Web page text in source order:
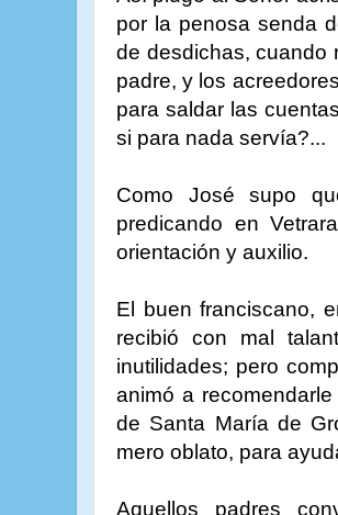
por la penosa senda
de desdichas, cuando
padre, y los
para saldar las
si para nada servía?...
Como José supo
predicando en
orientación y auxilio.
El buen franciscano,
recibió con mal
inutilidades; pero
animó a
de Santa María de
mero oblato, para
Aquellos padres